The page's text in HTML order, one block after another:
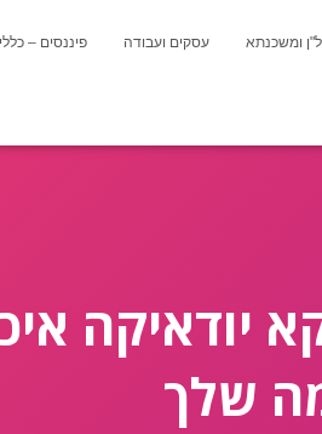
ומשכנתא עסקים ועבודה פיננסים – כללי
יודאיקה
שלך